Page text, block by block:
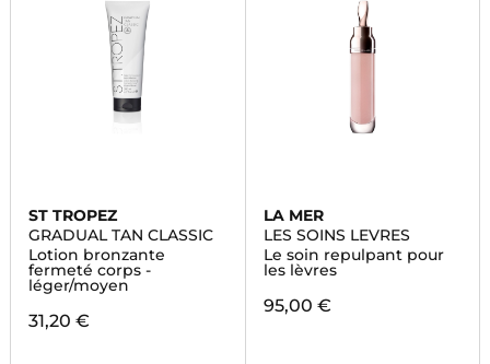
ST TROPEZ
GRADUAL TAN CLASSIC
Lotion bronzante
fermeté corps -
léger/moyen
31,20 €
LA MER
LES SOINS LEVRES
Le soin repulpant pour
les lèvres
95,00 €